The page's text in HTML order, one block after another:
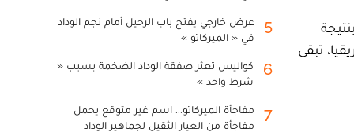
إفريقيا، تبقى
5
عرض خارجي يفتح باب الرحيل أمام نجم الوداد
في « الميركاتو »
6
كواليس تعثر صفقة الوداد الضخمة بسبب «
شرط واحد »
7
مفاجأة الميركاتو... اسم غير متوقع يحمل
مفاجأة من العيار الثقيل لجماهير الوداد